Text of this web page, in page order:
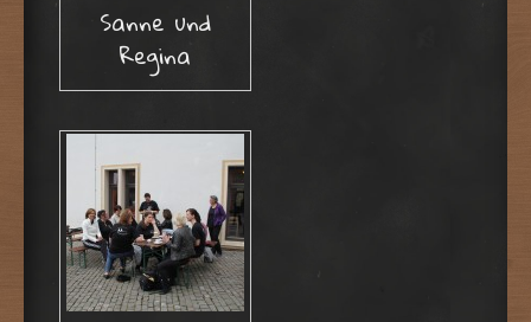
Sanne und
Regina